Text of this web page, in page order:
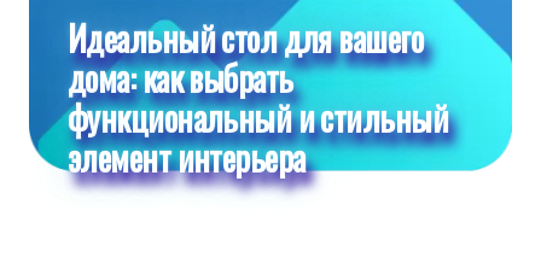
Идеальный стол для вашего
дома: как выбрать
функциональный и стильный
элемент интерьера